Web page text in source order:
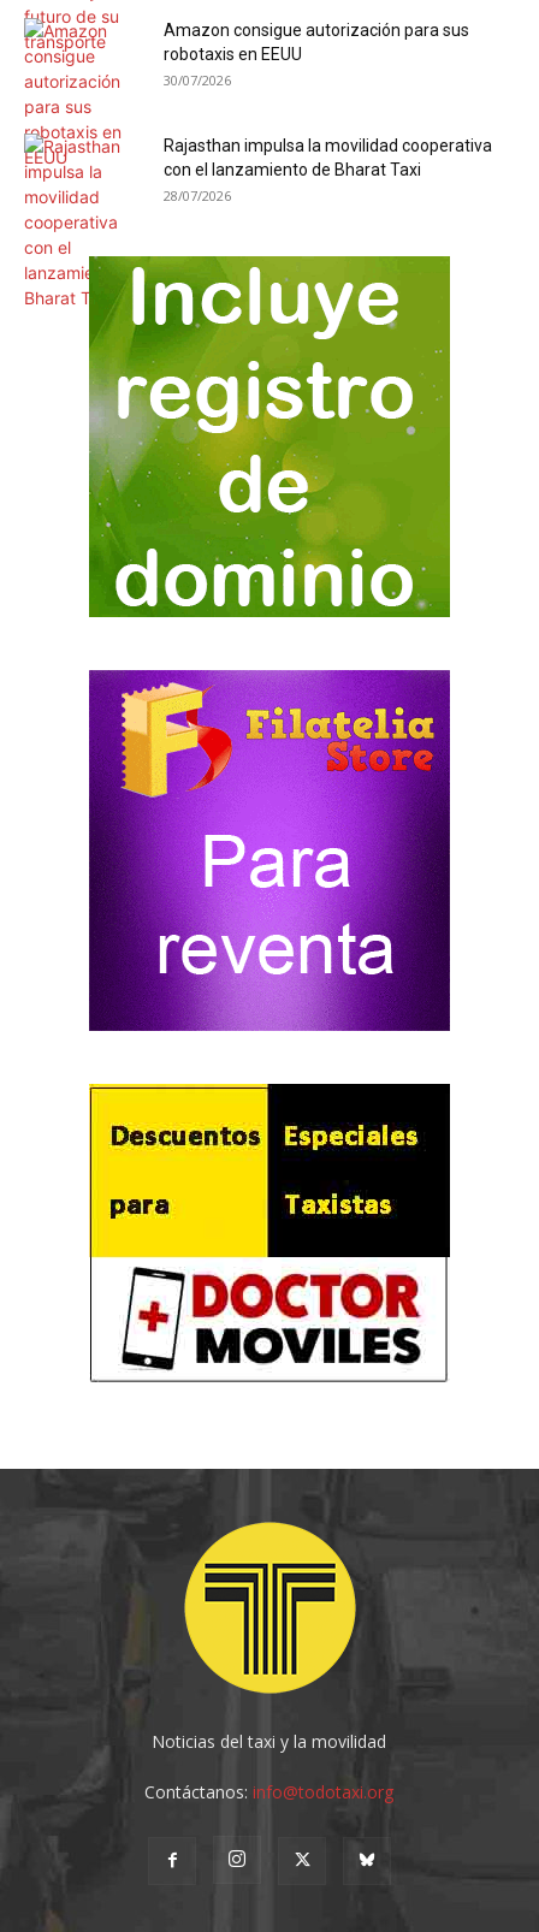
Amazon consigue autorización para sus
robotaxis en EEUU
30/07/2026
Rajasthan impulsa la movilidad cooperativa
con el lanzamiento de Bharat Taxi
28/07/2026
Noticias del taxi y la movilidad
Contáctanos:info@todotaxi.org